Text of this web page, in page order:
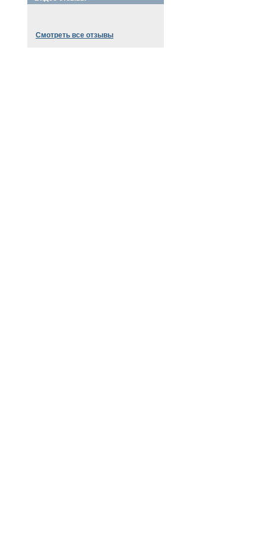
Смотреть все отзывы